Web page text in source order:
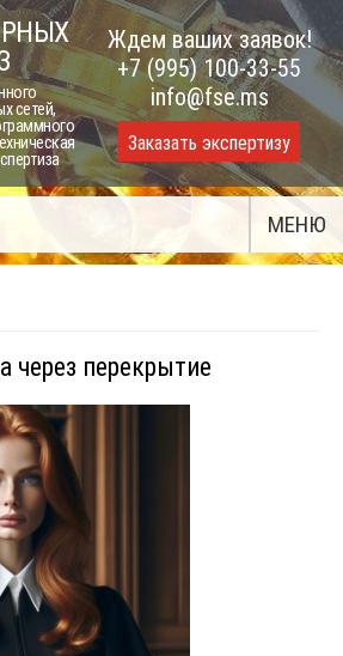
сетей,
Ждем ваших заявок!
+7 (995) 100-33-55
info@fse.ms
Заказать экспертизу
МЕНЮ
перекрытие